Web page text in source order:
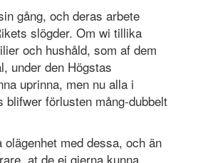
gång, och deras arbete
slögder. Om wi tillika
och hushåld, som af dem
under den Högstas
uprinna, men nu alla i
blifwer förlusten mång-dubbelt
med dessa, och än
at de ej gjerna kunna